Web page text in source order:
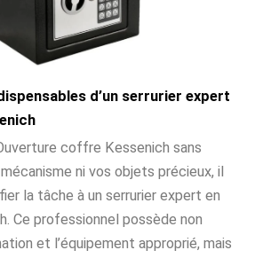
d’un serrurier expert
coffre Kessenich sans
ni vos objets précieux, il
la tâche à un serrurier expert en
Ce professionnel possède non
et l’équipement approprié, mais